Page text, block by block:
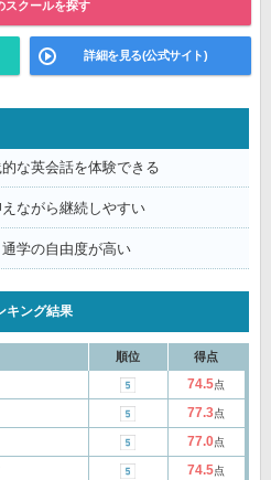
スクールを探す
詳細を見る(公式サイト)
な英会話を体験できる
ながら継続しやすい
学の自由度が高い
キング結果
順位 得点
74.5点
77.3点
77.0点
74.5点